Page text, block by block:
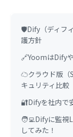
🛡️Dify（ディフ
護方針
🔗YoomはDify
☁️クラウド版（
キュリティ比較
🔐Difyを社内で
🧑‍💻Difyに監視
してみた！